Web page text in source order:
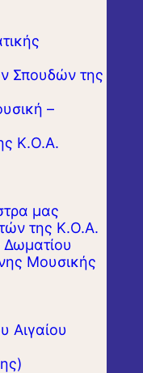
Σπουδών της
–
Κ.Ο.Α.
μας
της Κ.Ο.Α.
Δωματίου
Μουσικής
Αιγαίου